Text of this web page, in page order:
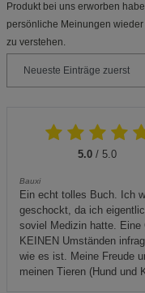
Produkt bei uns erworben
persönliche Meinungen
zu verstehen.
5.0 / 5.0
Bauxi
Ein echt tolles Buch. Ich
geschockt, da ich
soviel Medizin hatte. Eine
KEINEN Umständen
wie es ist. Meine Freude
meinen Tieren (Hund und